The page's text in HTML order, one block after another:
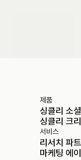
제품
싱클리 크
싱클리 소셜
서비스
리서치 파
마케팅 에